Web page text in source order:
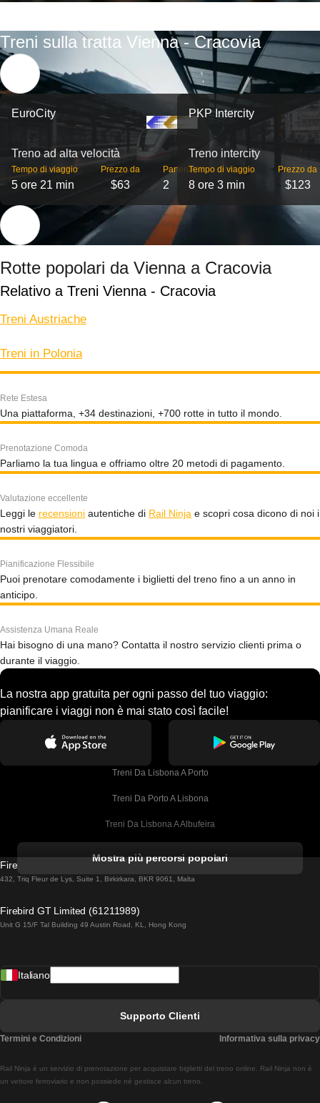
Treni sulla tratta Vienna - Cracovia
EuroCity
Treno ad alta velocità
Tempo di viaggio
5 ore 21 min
Prezzo da
$63
Partenze
2
PKP Intercity
Treno intercity
Tempo di viaggio
8 ore 3 min
Prezzo da
$123
Rotte popolari da Vienna a Cracovia
Relativo a Treni Vienna - Cracovia
Treni Austriache
Treni in Polonia
Rete Estesa
Una piattaforma, +34 destinazioni, +700 rotte in tutto il mondo.
Prenotazione Comoda
Parliamo la tua lingua e offriamo oltre 20 metodi di pagamento.
Valutazione eccellente
Leggi le recensioni autentiche di Rail Ninja e scopri cosa dicono di noi i
nostri viaggiatori.
Pianificazione Flessibile
Puoi prenotare comodamente i biglietti del treno fino a un anno in
anticipo.
Assistenza Umana Reale
Hai bisogno di una mano? Contatta il nostro servizio clienti prima o
durante il viaggio.
La nostra app gratuita per ogni passo del tuo viaggio:
pianificare i viaggi non è mai stato così facile!
Treni Da Lisbona A Porto
Treni Da Porto A Lisbona
Treni Da Lisbona A Albufeira
Treni Da Lisbona A Lagos
Treni Da Lisbona A Madrid
Treni Da Lisbon A Braga
Mostra più percorsi popolari
Firebird GT Limited (OC 1451)
432, Triq Fleur de Lys, Suite 1, Birkirkara, BKR 9061, Malta
Firebird GT Limited (61211989)
Unit G 15/F Tal Building 49 Austin Road, KL, Hong Kong
Rail Ninja è un servizio di prenotazione per acquistare biglietti del treno online. Rail Ninja non è
un vettore ferroviario e non possiede né gestisce alcun treno.
Italiano
Supporto Clienti
Termini e Condizioni Informativa sulla privacy